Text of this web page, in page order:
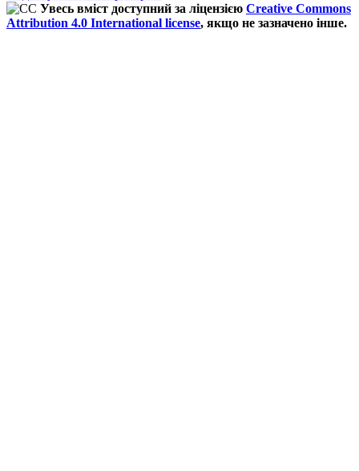
Увесь вміст доступний за ліцензією Creative Commons
Attribution 4.0 International license, якщо не зазначено інше.